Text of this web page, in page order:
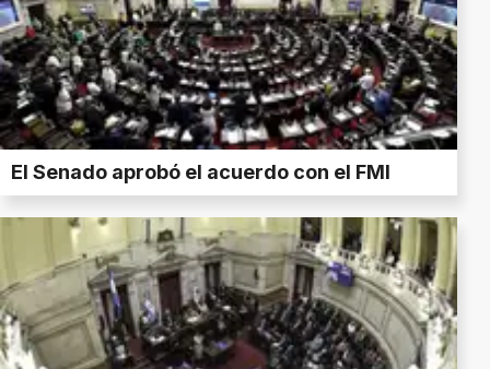
El Senado aprobó el acuerdo con el FMI